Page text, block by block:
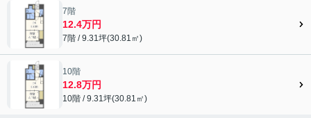
7階
12.4万円
7階 / 9.31坪(30.81㎡)
10階
12.8万円
10階 / 9.31坪(30.81㎡)